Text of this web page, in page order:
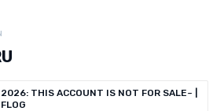
2026: THIS ACCOUNT IS NOT FOR SALE~ |
FLOG